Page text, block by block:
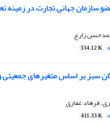
سازمان جهانی تجارت در
زارع
334.12 K
سبز بر اساس متغیرهای جمعیتی
فرهاد غفاری
411.33 K